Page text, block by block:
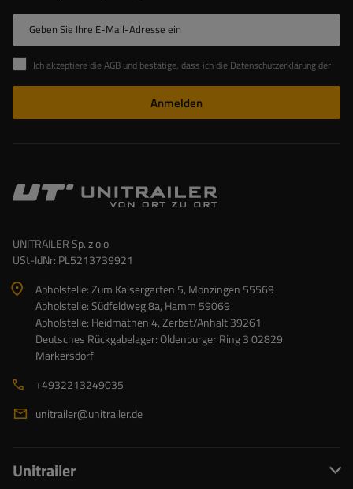
Geben Sie Ihre E-Mail-Adresse ein
Ich akzeptiere die AGB und bestätige, dass ich die Datenschutzerklärung der Website zur Kenntnis genommen habe
Anmelden
UNITRAILER Sp. z o.o.
USt-IdNr: PL5213739921
Abholstelle: Zum Kaisergarten 5, Monzingen 55569
Abholstelle: Südfeldweg 8a, Hamm 59069
Abholstelle: Heidmathen 4, Zerbst/Anhalt 39261
Deutsches Rückgabelager: Oldenburger Ring 3 02829
Markersdorf
+4932213249035
unitrailer@unitrailer.de
Unitrailer